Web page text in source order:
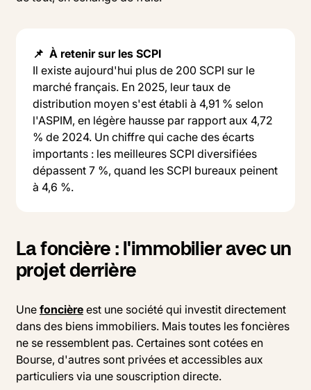
📌 À retenir sur les SCPI
Il existe aujourd'hui plus de 200 SCPI sur le
marché français. En 2025, leur taux de
distribution moyen s'est établi à 4,91 % selon
l'ASPIM, en légère hausse par rapport aux 4,72
% de 2024. Un chiffre qui cache des écarts
importants : les meilleures SCPI diversifiées
dépassent 7 %, quand les SCPI bureaux peinent
à 4,6 %.
La foncière : l'immobilier avec un
projet derrière
Une foncière est une société qui investit directement
dans des biens immobiliers. Mais toutes les foncières
ne se ressemblent pas. Certaines sont cotées en
Bourse, d'autres sont privées et accessibles aux
particuliers via une souscription directe.